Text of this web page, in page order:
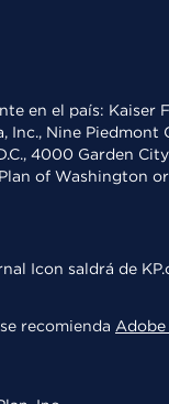
en el país:
Inc., Nine
4000 Garden
of Washington
saldrá de
recomienda